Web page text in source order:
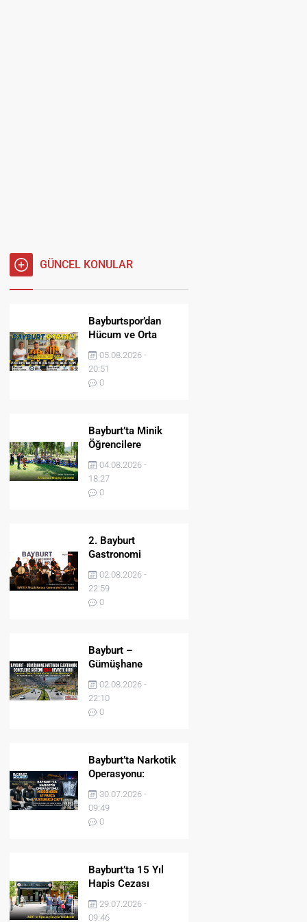
GÜNCEL KONULAR
Bayburtspor’dan
Hücum ve Orta
Sahaya İki Önemli
Takviye
05.08.2026 -
20:51
0
Bayburt’ta Minik
Öğrencilere
Jandarma Mesleği
Tanıtıldı
04.08.2026 -
18:27
0
2. Bayburt
Gastronomi
Festivali BAYDER
Müzik Korosu
Konseriyle Final
Yaptı
02.08.2026 -
22:59
0
Bayburt –
Gümüşhane
Hattında Elektronik
Denetleme Sistemi
(EDS) Devreye Girdi
02.08.2026 -
22:10
0
Bayburt’ta Narkotik
Operasyonu:
Midesinden 47
Parça Uyuşturucu
Çıktı!
30.07.2026 -
09:49
0
Bayburt’ta 15 Yıl
Hapis Cezası
Bulunan Şahıs
JASAT’ın
29.07.2026 -
09:46